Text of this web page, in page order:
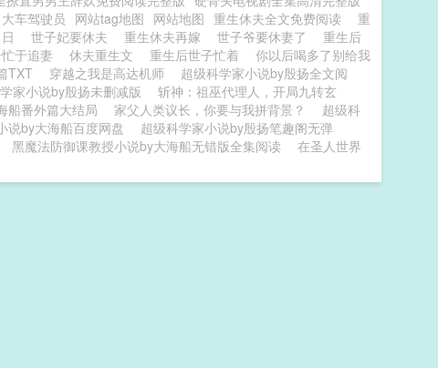
车驾驶员 网站tag地图 网站地图 重生休夫全文免费阅读
重
世子妃要休夫 重生休夫再嫁 世子爷要休妻了
重生后
于追妻 休夫重生文 重生后世子忙着
你以后喝多了别给我
TXT 穿越之我是高达机师
超级科学家小说by殷扬全文阅
家小说by殷扬未删减版
斩神：祖巫代理人，开局九转玄
船番外篇大结局 家父人类议长，你要与我拼背景？
超级科
说by大海船百度网盘
超级科学家小说by殷扬笔趣阁无弹
黑魔法防御课教授小说by大海船无错版全集阅读
在圣人世界